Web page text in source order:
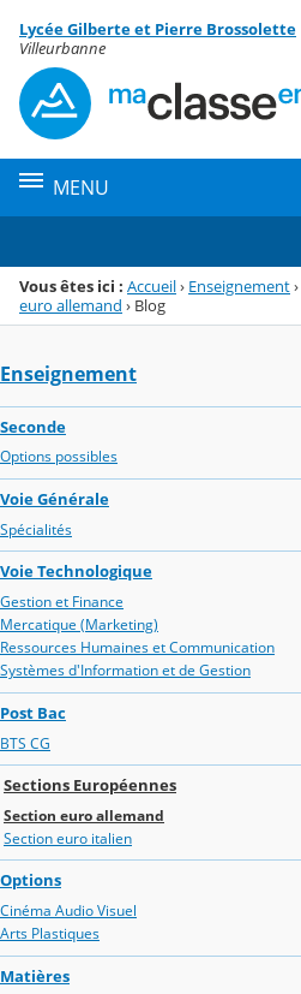
Menu de la rubrique
Contenu
Lycée Gilberte et Pierre Brossolette
Villeurbanne
MENU
Vous êtes ici : Accueil› Enseignement›
euro allemand › Blog
Enseignement
Seconde
Options possibles
Voie Générale
Spécialités
Voie Technologique
Gestion et Finance
Mercatique (Marketing)
Ressources Humaines et Communication
Systèmes d'Information et de Gestion
Post Bac
BTS CG
Sections Européennes
Section euro allemand
Section euro italien
Options
Cinéma Audio Visuel
Arts Plastiques
Matières